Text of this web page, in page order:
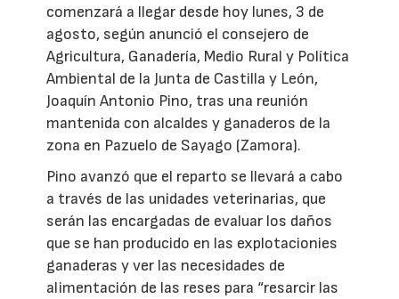
comenzará a llegar desde hoy lunes, 3 de
agosto, según anunció el consejero de
Agricultura, Ganadería, Medio Rural y Política
Ambiental de la Junta de Castilla y León,
Joaquín Antonio Pino, tras una reunión
mantenida con alcaldes y ganaderos de la
zona en Pazuelo de Sayago (Zamora).
Pino avanzó que el reparto se llevará a cabo
a través de las unidades veterinarias, que
serán las encargadas de evaluar los daños
que se han producido en las explotacionies
ganaderas y ver las necesidades de
alimentación de las reses para “resarcir las